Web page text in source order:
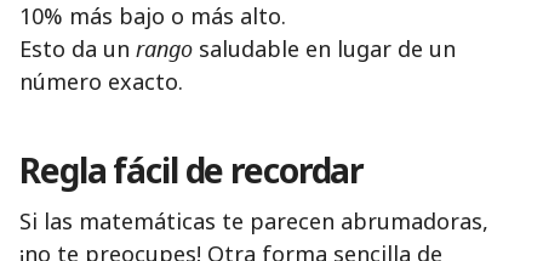
10% más bajo o más alto.
Esto da un rango saludable en lugar de un
número exacto.
Regla fácil de recordar
Si las matemáticas te parecen abrumadoras,
¡no te preocupes! Otra forma sencilla de